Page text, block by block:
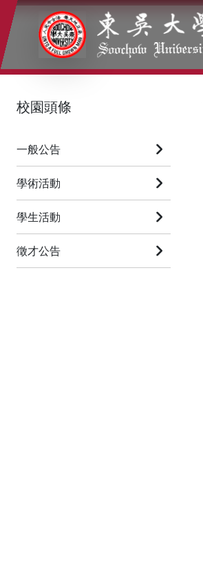
:::
校園頭條
一般公告
學術活動
學生活動
徵才公告